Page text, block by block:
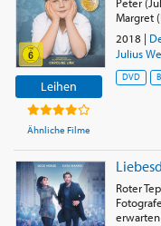
Leihen
Ähnliche Filme
Peter
Margret
2018|
Julius
DVD
Roter
erwarten